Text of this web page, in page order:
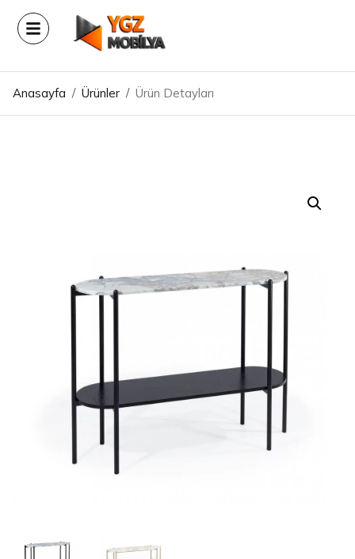
Anasayfa / Ürünler / Ürün Detayları